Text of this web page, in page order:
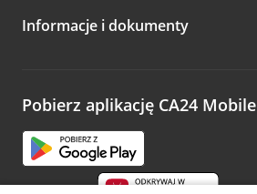
Informacje i dokumenty
Pobierz aplikację CA24 Mobile